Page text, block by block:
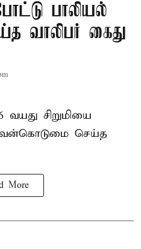
பாலியல்
வாலிபர் கைது
வயது சிறுமியை
வன்கொடுமை செய்த
More